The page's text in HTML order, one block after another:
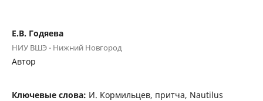
Е.В. Годяева
НИУ ВШЭ - Нижний Новгород
Автор
Ключевые слова: И. Кормильцев, притча, Nautilus